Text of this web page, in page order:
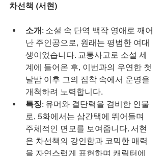
차선책 (서현)
소개: 소설 속 단역 백작 영애로 깨어
난 주인공으로, 원래는 평범한 여대
생이었습니다. 교통사고로 소설 세
계에 들어온 후, 이번과의 우연한 첫
날밤 이후 그의 집착 속에서 운명을
개척하려 노력합니다.
특징: 유머와 결단력을 겸비한 인물
로, 5화에서는 삼간택에 뛰어들며
주체적인 면모를 보여줍니다. 서현
은 차선책의 강인함과 코믹한 매력
을 자연스럽게 표현하며 캐릭터에